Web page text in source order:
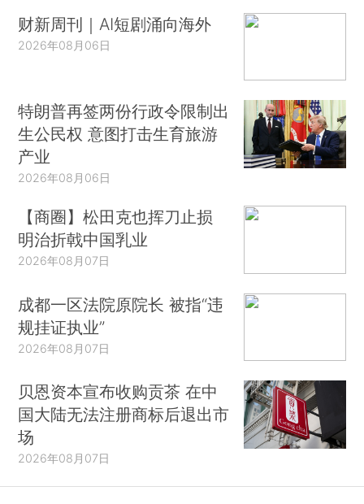
财新周刊｜AI短剧涌向海外
2026年08月06日
特朗普再签两份行政令限制出
生公民权 意图打击生育旅游
产业
2026年08月06日
【商圈】松田克也挥刀止损
明治折戟中国乳业
2026年08月07日
成都一区法院原院长 被指“违
规挂证执业”
2026年08月07日
贝恩资本宣布收购贡茶 在中
国大陆无法注册商标后退出市
场
2026年08月07日